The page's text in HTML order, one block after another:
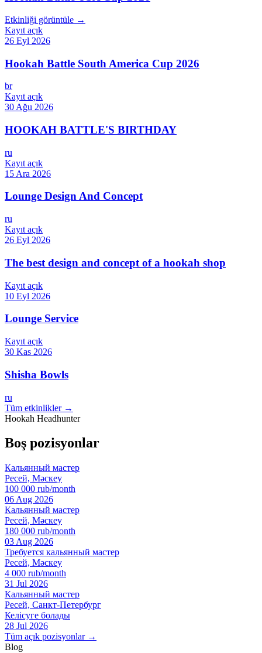
Etkinliği görüntüle →
Kayıt açık
26 Eyl 2026
Hookah Battle South America Cup 2026
br
Kayıt açık
30 Ağu 2026
HOOKAH BATTLE'S BIRTHDAY
ru
Kayıt açık
15 Ara 2026
Lounge Design And Concept
ru
Kayıt açık
26 Eyl 2026
The best design and concept of a hookah shop
Kayıt açık
10 Eyl 2026
Lounge Service
Kayıt açık
30 Kas 2026
Shisha Bowls
ru
Tüm etkinlikler →
Hookah Headhunter
Boş pozisyonlar
Кальянный мастер
Ресей, Мәскеу
100 000 rub/month
06 Aug 2026
Кальянный мастер
Ресей, Мәскеу
180 000 rub/month
03 Aug 2026
Требуется кальянный мастер
Ресей, Мәскеу
4 000 rub/month
31 Jul 2026
Кальянный мастер
Ресей, Санкт-Петербург
Келісуге болады
28 Jul 2026
Tüm açık pozisyonlar →
Blog